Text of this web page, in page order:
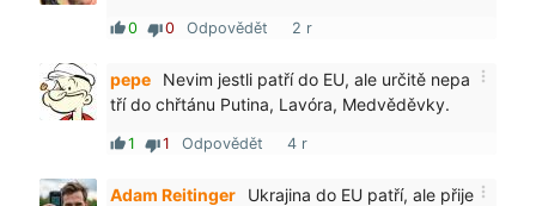
thumb_up0 thumb_down0 Odpovědět 2 r
pepe more_vert
Nevim jestli patří do EU, ale určitě nepa
tří do chřtánu Putina, Lavóra, Medvěděvky.
thumb_up1 thumb_down1 Odpovědět 4 r
Adam Reitinger more_vert
Ukrajina do EU patří, ale přije